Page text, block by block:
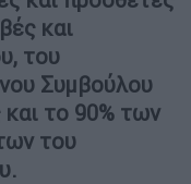
και
του
Συμβούλου
το 90% των
του